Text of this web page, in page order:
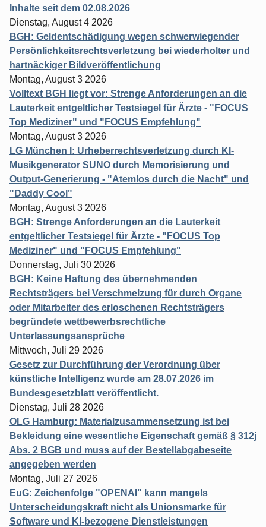
Inhalte seit dem 02.08.2026
Dienstag, August 4 2026
BGH: Geldentschädigung wegen schwerwiegender
Persönlichkeitsrechtsverletzung bei wiederholter und
hartnäckiger Bildveröffentlichung
Montag, August 3 2026
Volltext BGH liegt vor: Strenge Anforderungen an die
Lauterkeit entgeltlicher Testsiegel für Ärzte - "FOCUS
Top Mediziner" und "FOCUS Empfehlung"
Montag, August 3 2026
LG München I: Urheberrechtsverletzung durch KI-
Musikgenerator SUNO durch Memorisierung und
Output-Generierung - "Atemlos durch die Nacht" und
"Daddy Cool"
Montag, August 3 2026
BGH: Strenge Anforderungen an die Lauterkeit
entgeltlicher Testsiegel für Ärzte - "FOCUS Top
Mediziner" und "FOCUS Empfehlung"
Donnerstag, Juli 30 2026
BGH: Keine Haftung des übernehmenden
Rechtsträgers bei Verschmelzung für durch Organe
oder Mitarbeiter des erloschenen Rechtsträgers
begründete wettbewerbsrechtliche
Unterlassungsansprüche
Mittwoch, Juli 29 2026
Gesetz zur Durchführung der Verordnung über
künstliche Intelligenz wurde am 28.07.2026 im
Bundesgesetzblatt veröffentlicht.
Dienstag, Juli 28 2026
OLG Hamburg: Materialzusammensetzung ist bei
Bekleidung eine wesentliche Eigenschaft gemäß § 312j
Abs. 2 BGB und muss auf der Bestellabgabeseite
angegeben werden
Montag, Juli 27 2026
EuG: Zeichenfolge "OPENAI" kann mangels
Unterscheidungskraft nicht als Unionsmarke für
Software und KI-bezogene Dienstleistungen